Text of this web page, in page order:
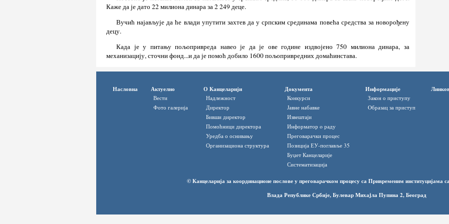
Каже да је дато 22 милиона динара за 2 249 деце.
Вучић најављује да ће влади упутити захтев да у српским срединама повећа средства за новорођену
децу.
Када је у питању пољопривреда навео је да је ове године издвојено 750 милиона динара, за
механизацију, сточни фонд...и да је помоћ добило 1600 пољопривредних домаћинстава.
Насловна Актуелно
Вести
Фото галерија
О Канцеларији
Надлежност
Директор
Бивши директор
Помоћници директора
Уредба о оснивању
Организациона структура
Документа
Конкурси
Јавне набавке
Извештаји
Информатор o раду
Преговарачки процес
Позиција ЕУ-поглавље 35
Буџет Канцеларије
Систематизација
Информације
Закон о приступу
Oбразац за приступ
© Канцеларија за координационе послове у преговарачком процесу са Привременим институцијама
Влада Републике Србије, Булевар Михаjла Пупина 2, Београд